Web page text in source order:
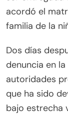
acordó el
familia de la
Dos días
denuncia en
autoridades
que ha sido
bajo estrecha